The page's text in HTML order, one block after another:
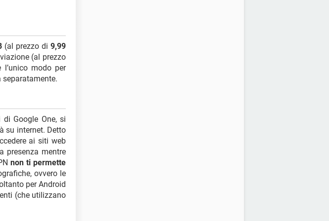
(al prezzo di 9,99
(al prezzo
modo per
separatamente.
Google One, si
su internet. Detto
ai siti web
presenza mentre
non ti permette
ovvero le
per Android
(che utilizzano